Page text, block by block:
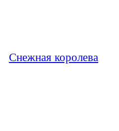
Снежная королева